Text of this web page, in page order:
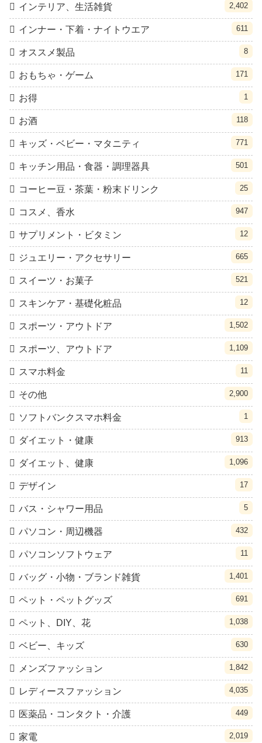
インテリア、生活雑貨 2,402
インナー・下着・ナイトウエア 611
オススメ製品 8
おもちゃ・ゲーム 171
お得 1
お酒 118
キッズ・ベビー・マタニティ 771
キッチン用品・食器・調理器具 501
コーヒー豆・茶葉・粉末ドリンク 25
コスメ、香水 947
サプリメント・ビタミン 12
ジュエリー・アクセサリー 665
スイーツ・お菓子 521
スキンケア・基礎化粧品 12
スポーツ・アウトドア 1,502
スポーツ、アウトドア 1,109
スマホ料金 11
その他 2,900
ソフトバンクスマホ料金 1
ダイエット・健康 913
ダイエット、健康 1,096
デザイン 17
バス・シャワー用品 5
パソコン・周辺機器 432
パソコンソフトウェア 11
バッグ・小物・ブランド雑貨 1,401
ペット・ペットグッズ 691
ペット、DIY、花 1,038
ベビー、キッズ 630
メンズファッション 1,842
レディースファッション 4,035
医薬品・コンタクト・介護 449
家電 2,019